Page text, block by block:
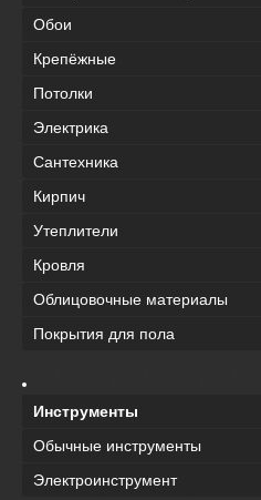
Обои
Крепёжные
Потолки
Электрика
Сантехника
Кирпич
Утеплители
Кровля
Облицовочные материалы
Покрытия для пола
Инструменты
Обычные инструменты
Электроинструмент